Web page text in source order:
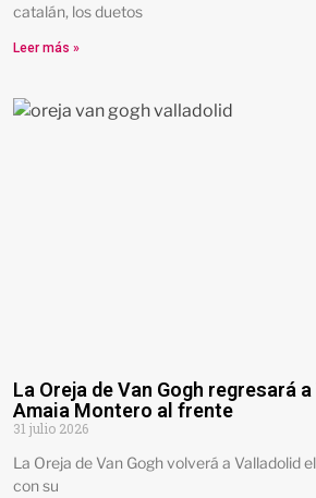
catalán, los duetos
Leer más »
La Oreja de Van Gogh regresará
Amaia Montero al frente
31 julio 2026
La Oreja de Van Gogh volverá a Valladolid
con su